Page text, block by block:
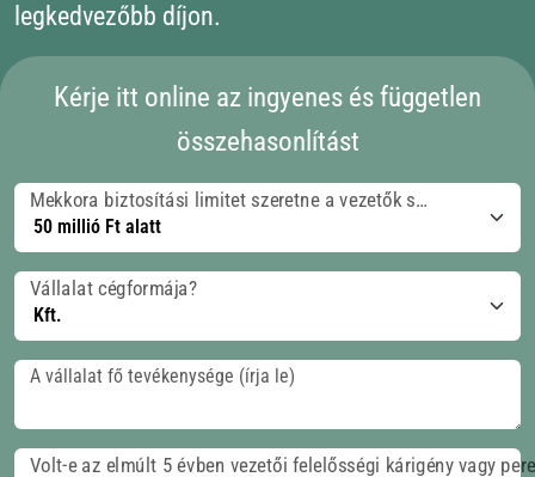
legkedvezőbb díjon.
Kérje itt online az ingyenes és független
összehasonlítást
Mekkora biztosítási limitet szeretne a vezetők számára?
Vállalat cégformája?
A vállalat fő tevékenysége (írja le)
Volt-e az elmúlt 5 évben vezetői felelősségi kárigény vagy